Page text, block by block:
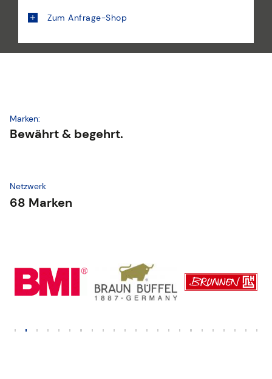
Zum Anfrage-Shop
Marken:
Bewährt & begehrt.
Netzwerk
68 Marken